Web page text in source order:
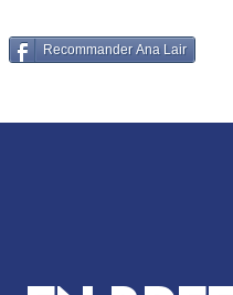
Recommander Ana Lair